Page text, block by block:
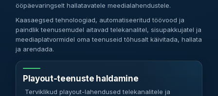
ööpäevaringselt hallatavatele meedialahendustele.
Kaasaegsed tehnoloogiad, automatiseeritud töövood ja
paindlik teenusemudel aitavad telekanalitel, sisupakkujatel ja
meediaplatvormidel oma teenuseid tõhusalt käivitada, hallata
ja arendada.
Playout-teenuste haldamine
Terviklikud playout-lahendused telekanalitele ja